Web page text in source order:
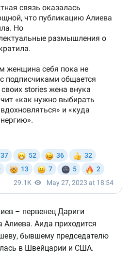
– первенец Дариги
Алиева. Аида приходится
бывшему председателю
в Швейцарии и США.